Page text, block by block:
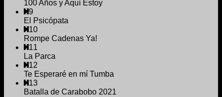
100 Años y Aquí Estoy
9
El Psicópata
10
Rompe Cadenas Ya!
11
La Parca
12
Te Esperaré en mí Tumba
13
Batalla de Carabobo 2021